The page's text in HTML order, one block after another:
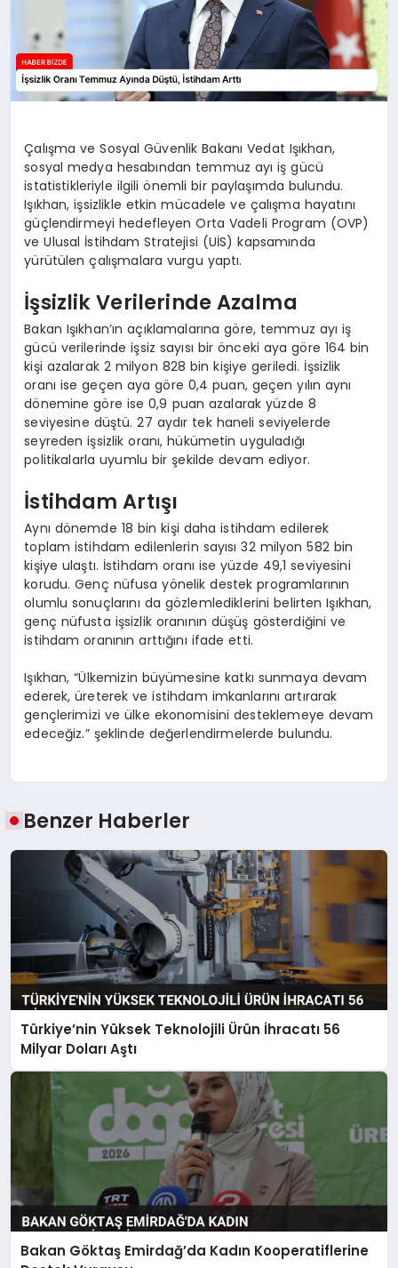
Çalışma ve Sosyal Güvenlik Bakanı Vedat Işıkhan,
sosyal medya hesabından temmuz ayı iş gücü
istatistikleriyle ilgili önemli bir paylaşımda bulundu.
Işıkhan, işsizlikle etkin mücadele ve çalışma hayatını
güçlendirmeyi hedefleyen Orta Vadeli Program (OVP)
ve Ulusal İstihdam Stratejisi (UİS) kapsamında
yürütülen çalışmalara vurgu yaptı.
İşsizlik Verilerinde Azalma
Bakan Işıkhan’ın açıklamalarına göre, temmuz ayı iş
gücü verilerinde işsiz sayısı bir önceki aya göre 164 bin
kişi azalarak 2 milyon 828 bin kişiye geriledi. İşsizlik
oranı ise geçen aya göre 0,4 puan, geçen yılın aynı
dönemine göre ise 0,9 puan azalarak yüzde 8
seviyesine düştü. 27 aydır tek haneli seviyelerde
seyreden işsizlik oranı, hükümetin uyguladığı
politikalarla uyumlu bir şekilde devam ediyor.
İstihdam Artışı
Aynı dönemde 18 bin kişi daha istihdam edilerek
toplam istihdam edilenlerin sayısı 32 milyon 582 bin
kişiye ulaştı. İstihdam oranı ise yüzde 49,1 seviyesini
korudu. Genç nüfusa yönelik destek programlarının
olumlu sonuçlarını da gözlemlediklerini belirten Işıkhan,
genç nüfusta işsizlik oranının düşüş gösterdiğini ve
istihdam oranının arttığını ifade etti.
Işıkhan, “Ülkemizin büyümesine katkı sunmaya devam
ederek, üreterek ve istihdam imkanlarını artırarak
gençlerimizi ve ülke ekonomisini desteklemeye devam
edeceğiz.” şeklinde değerlendirmelerde bulundu.
Benzer Haberler
Türkiye’nin Yüksek Teknolojili Ürün İhracatı 56
Milyar Doları Aştı
Bakan Göktaş Emirdağ’da Kadın Kooperatiflerine